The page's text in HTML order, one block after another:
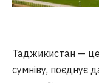
Таджикистан — це
сумніву, поєднує